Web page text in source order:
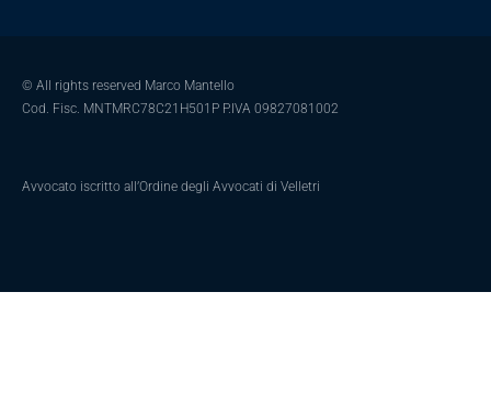
© All rights reserved Marco Mantello
Cod. Fisc. MNTMRC78C21H501P P.IVA 09827081002
Avvocato iscritto all’Ordine degli Avvocati di Velletri